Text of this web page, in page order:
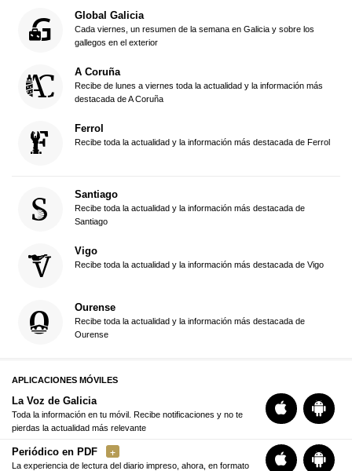
Global Galicia
Cada viernes, un resumen de la semana en Galicia y sobre los
gallegos en el exterior
A Coruña
Recibe de lunes a viernes toda la actualidad y la información más
destacada de A Coruña
Ferrol
Recibe toda la actualidad y la información más destacada de Ferrol
Santiago
Recibe toda la actualidad y la información más destacada de
Santiago
Vigo
Recibe toda la actualidad y la información más destacada de Vigo
Ourense
Recibe toda la actualidad y la información más destacada de
Ourense
APLICACIONES MÓVILES
La Voz de Galicia
Toda la información en tu móvil. Recibe notificaciones y no te
pierdas la actualidad más relevante
Periódico en PDF
La experiencia de lectura del diario impreso, ahora, en formato